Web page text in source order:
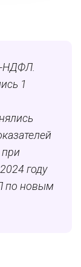
НДФЛ.
1
году
по новым